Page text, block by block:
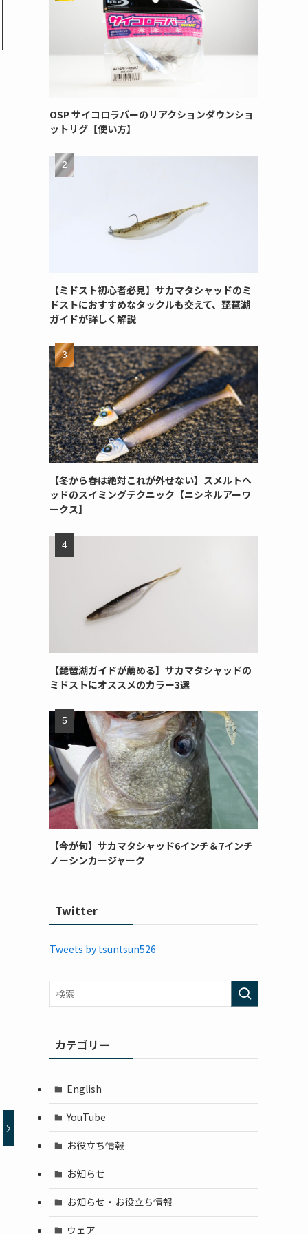
OSP サイコロラバーのリアクションダウンショ
ットリグ【使い方】
【ミドスト初心者必見】サカマタシャッドのミ
ドストにおすすめなタックルも交えて、琵琶湖
ガイドが詳しく解説
【冬から春は絶対これが外せない】スメルトヘ
ッドのスイミングテクニック【ニシネルアーワ
ークス】
【琵琶湖ガイドが薦める】サカマタシャッドの
ミドストにオススメのカラー3選
【今が旬】サカマタシャッド6インチ＆7インチ
ノーシンカージャーク
Twitter
Tweets by tsuntsun526
カテゴリー
English
YouTube
お役立ち情報
お知らせ
お知らせ・お役立ち情報
ウェア